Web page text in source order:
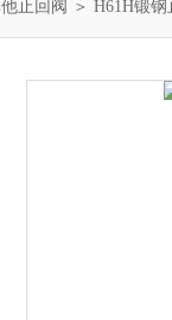
止回阀 ＞ H61H锻